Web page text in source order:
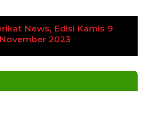
News, Edisi Kamis 9
November 2023